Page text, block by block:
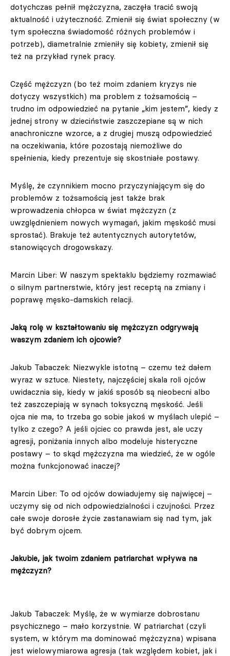
dotychczas pełnił mężczyzna, zaczęła tracić swoją
aktualność i użyteczność. Zmienił się świat społeczny (w
tym społeczna świadomość różnych problemów i
potrzeb), diametralnie zmieniły się kobiety, zmienił się
też na przykład rynek pracy.
Część mężczyzn (bo też moim zdaniem kryzys nie
dotyczy wszystkich) ma problem z tożsamością –
trudno im odpowiedzieć na pytanie „kim jestem”, kiedy z
jednej strony w dzieciństwie zaszczepiane są w nich
anachroniczne wzorce, a z drugiej muszą odpowiedzieć
na oczekiwania, które pozostają niemożliwe do
spełnienia, kiedy prezentuje się skostniałe postawy.
Myślę, że czynnikiem mocno przyczyniającym się do
problemów z tożsamością jest także brak
wprowadzenia chłopca w świat mężczyzn (z
uwzględnieniem nowych wymagań, jakim męskość musi
sprostać). Brakuje też autentycznych autorytetów,
stanowiących drogowskazy.
Marcin Liber: W naszym spektaklu będziemy rozmawiać
o silnym partnerstwie, który jest receptą na zmiany i
poprawę męsko-damskich relacji.
Jaką rolę w kształtowaniu się mężczyzn odgrywają
waszym zdaniem ich ojcowie?
Jakub Tabaczek: Niezwykle istotną – czemu też dałem
wyraz w sztuce. Niestety, najczęściej skala roli ojców
uwidacznia się, kiedy w jakiś sposób są nieobecni albo
też zaszczepiają w synach toksyczną męskość. Jeśli
ojca nie ma, to trzeba go sobie jakoś w myślach ulepić –
tylko z czego? A jeśli ojciec co prawda jest, ale uczy
agresji, poniżania innych albo modeluje histeryczne
postawy – to skąd mężczyzna ma wiedzieć, że w ogóle
można funkcjonować inaczej?
Marcin Liber: To od ojców dowiadujemy się najwięcej –
uczymy się od nich odpowiedzialności i czujności. Przez
całe swoje dorosłe życie zastanawiam się nad tym, jak
być dobrym ojcem.
Jakubie, jak twoim zdaniem patriarchat wpływa na
mężczyzn?
Jakub Tabaczek: Myślę, że w wymiarze dobrostanu
psychicznego – mało korzystnie. W patriarchat (czyli
system, w którym ma dominować mężczyzna) wpisana
jest wielowymiarowa agresja (tak względem kobiet, jak i